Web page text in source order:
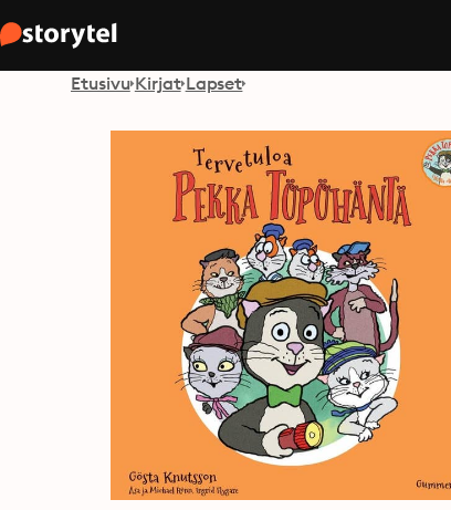
Etusivu Kirjat Lapset